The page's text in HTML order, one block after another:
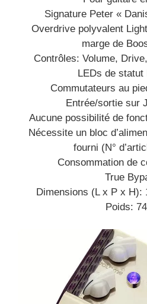
Signature Peter «
Overdrive polyvalent
marge de
Contrôles: Volume,
LEDs de statut
Commutateurs au
Entrée/sortie sur
Aucune possibilité de
Nécessite un bloc
fourni (N°
Consommation de
True
Dimensions (L x P x H):
Poids: